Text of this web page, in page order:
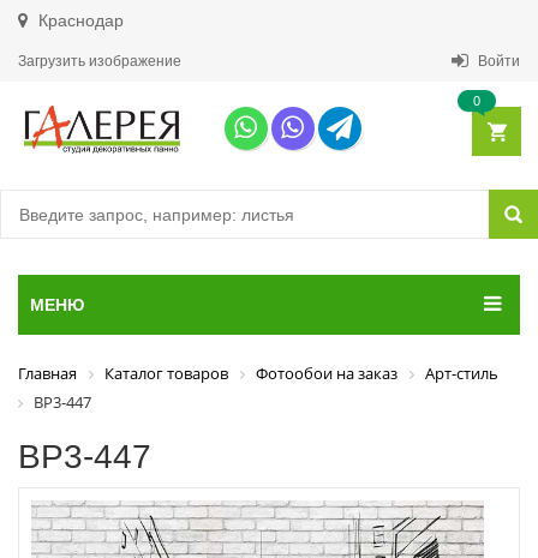
Краснодар
Загрузить изображение Войти
0
МЕНЮ
Главная Каталог товаров Фотообои на заказ
Арт-стиль
ВР3-447
ВР3-447